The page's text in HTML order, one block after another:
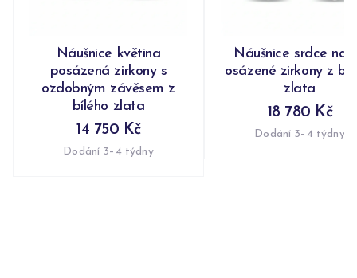
Náušnice květina
posázená zirkony s
ozdobným závěsem z
bílého zlata
14 750 Kč
Dodání 3–4 týdny
Náušnice srdce
osázené zirkony z
zlata
18 780 Kč
Dodání 3–4 týdny